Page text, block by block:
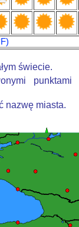
świecie.
punktami
nazwę miasta.